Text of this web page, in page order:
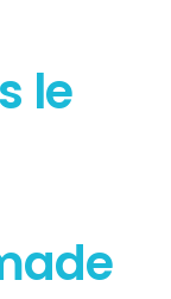
le